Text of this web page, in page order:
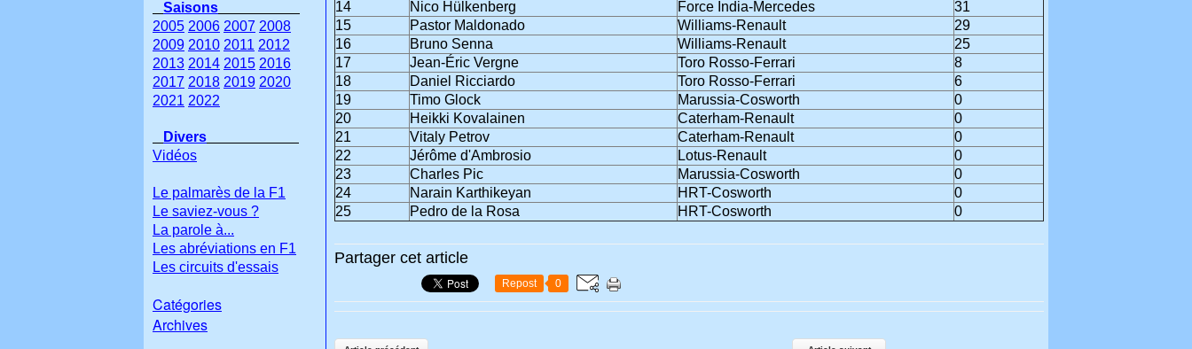
14
Nico Hülkenberg Force India-Mercedes
31
15
Pastor Maldonado Williams-Renault
29
16
Bruno Senna Williams-Renault
25
17
Jean-Éric Vergne Toro Rosso-Ferrari
8
18
Daniel Ricciardo Toro Rosso-Ferrari
6
19
Timo Glock Marussia-Cosworth
0
20
Heikki Kovalainen Caterham-Renault
0
21
Vitaly Petrov Caterham-Renault
0
22
Jérôme d'Ambrosio Lotus-Renault
0
23
Charles Pic Marussia-Cosworth
0
24
Narain Karthikeyan HRT-Cosworth
0
25
Pedro de la Rosa HRT-Cosworth 0
Partager cet article
Repost 0
Saisons
2005 2006 2007 2008
2009 2010 2011 2012
2013 2014 2015 2016
2017 2018 2019 2020
2021 2022
Divers
Vidéos
Le palmarès de la F1
Le saviez-vous ?
La parole à...
Les abréviations en F1
Les circuits d'essais
Catégories
Archives